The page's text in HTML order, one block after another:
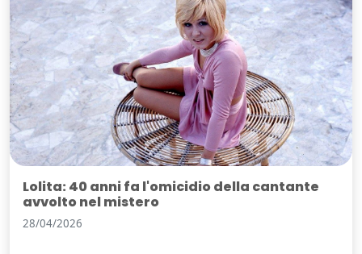
Lolita: 40 anni fa l'omicidio della cantante
avvolto nel mistero
28/04/2026